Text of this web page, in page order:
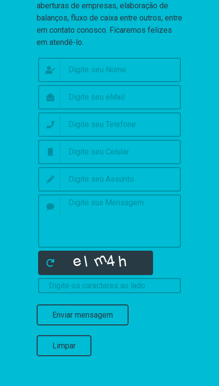
aberturas de empresas, elaboração de
balanços, fluxo de caixa entre outros, entre
em contato conosco. Ficaremos felizes
em atendê-lo.
Enviar mensagem
Limpar